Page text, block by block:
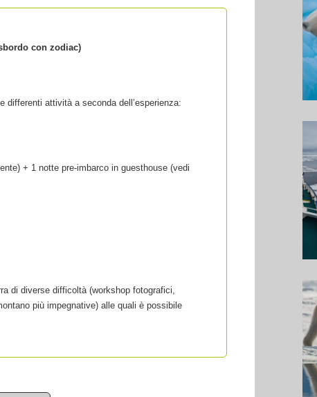
con zodiac)
differenti attività a seconda dell’esperienza:
+ 1 notte pre-imbarco in guesthouse (vedi
di diverse difficoltà (workshop fotografici,
più impegnative) alle quali è possibile